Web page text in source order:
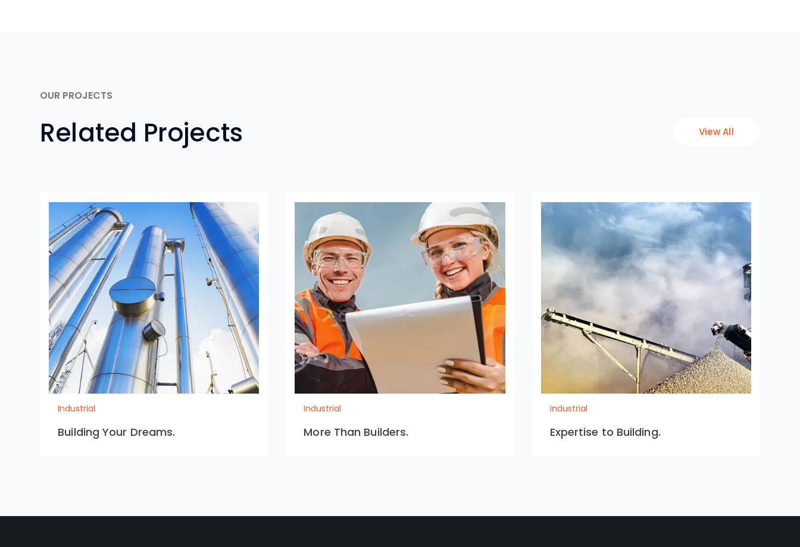
OUR PROJECTS
Related Projects View All
Industrial
Building Your Dreams.
Industrial
More Than Builders.
Industrial
Expertise to Building.